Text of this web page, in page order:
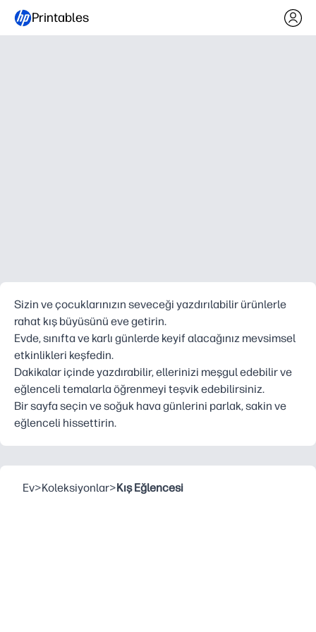
Printables
Sizin ve çocuklarınızın seveceği yazdırılabilir ürünlerle
rahat kış büyüsünü eve getirin.
Evde, sınıfta ve karlı günlerde keyif alacağınız mevsimsel
etkinlikleri keşfedin.
Dakikalar içinde yazdırabilir, ellerinizi meşgul edebilir ve
eğlenceli temalarla öğrenmeyi teşvik edebilirsiniz.
Bir sayfa seçin ve soğuk hava günlerini parlak, sakin ve
eğlenceli hissettirin.
Ev>Koleksiyonlar>Kış Eğlencesi